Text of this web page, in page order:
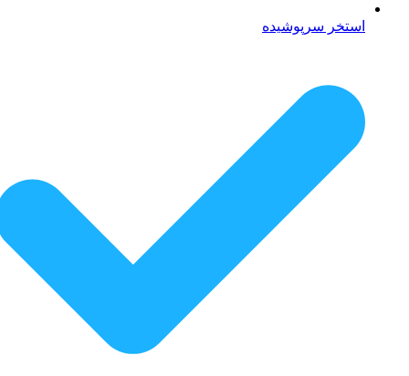
استخر سرپوشیده